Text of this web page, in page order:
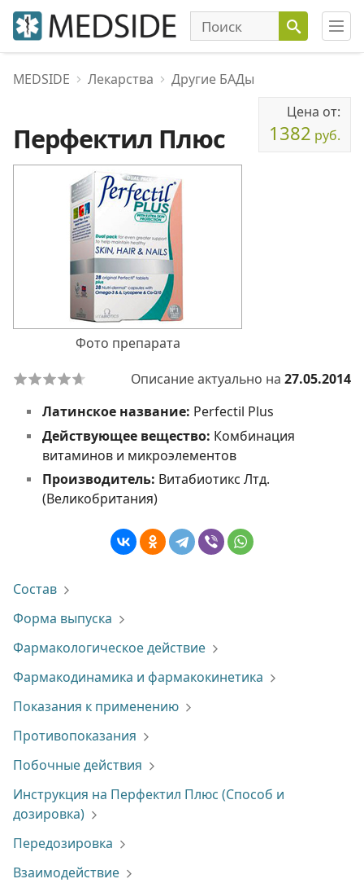
MEDSIDE Лекарства Другие БАДы
Перфектил Плюс
Цена от:
1382 руб.
Фото препарата
Описание актуально на 27.05.2014
Латинское название: Perfectil Plus
Действующее вещество: Комбинация
витаминов и микроэлементов
Производитель: Витабиотикс Лтд.
(Великобритания)
Состав
Форма выпуска
Фармакологическое действие
Фармакодинамика и фармакокинетика
Показания к применению
Противопоказания
Побочные действия
Инструкция на Перфектил Плюс (Способ и
дозировка)
Передозировка
Взаимодействие